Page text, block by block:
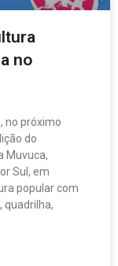
no
no próximo
do
Muvuca,
Sul, em
popular com
quadrilha,